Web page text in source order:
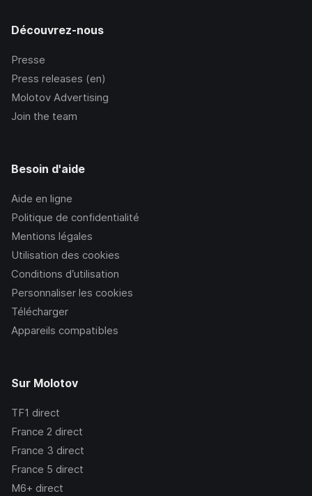
Découvrez-nous
Presse
Press releases (en)
Molotov Advertising
Join the team
Besoin d'aide
Aide en ligne
Politique de confidentialité
Mentions légales
Utilisation des cookies
Conditions d’utilisation
Personnaliser les cookies
Télécharger
Appareils compatibles
Sur Molotov
TF1 direct
France 2 direct
France 3 direct
France 5 direct
M6+ direct